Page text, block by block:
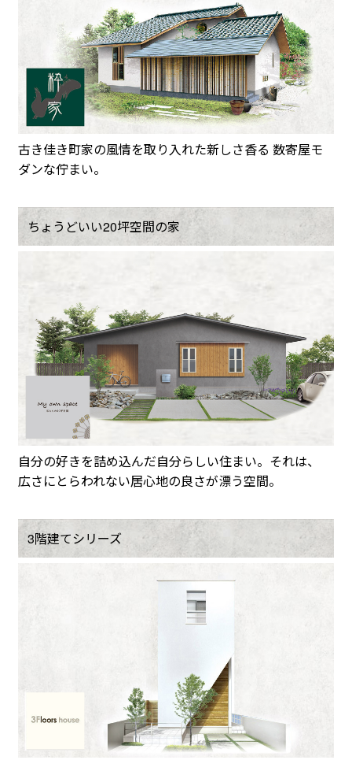
古き佳き町家の風情を取り入れた新しさ香る 数寄屋モ
ダンな佇まい。
ちょうどいい20坪空間の家
自分の好きを詰め込んだ自分らしい住まい。それは、
広さにとらわれない居心地の良さが漂う空間。
3階建てシリーズ